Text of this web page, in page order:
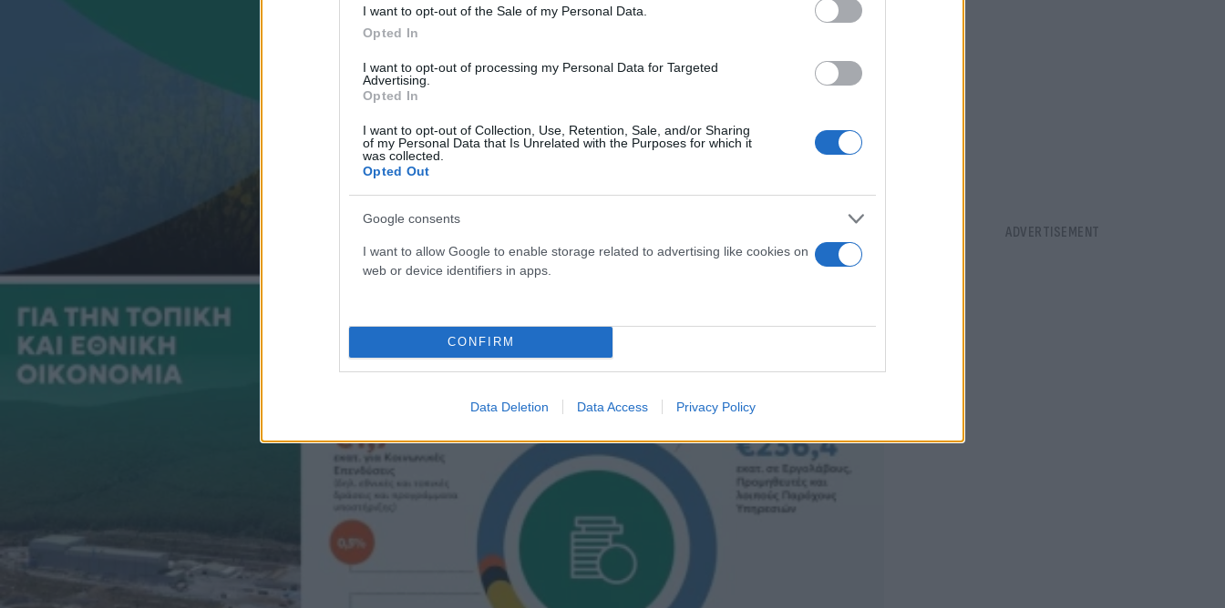
I want to opt-out of the Sale of my Personal Data.
Opted In
I want to opt-out of processing my Personal Data for Targeted
Advertising.
Opted In
I want to opt-out of Collection, Use, Retention, Sale, and/or Sharing
of my Personal Data that Is Unrelated with the Purposes for which it
was collected.
Opted Out
Google consents
I want to allow Google to enable storage related to advertising like cookies on
web or device identifiers in apps.
CONFIRM
Data Deletion Data Access Privacy Policy